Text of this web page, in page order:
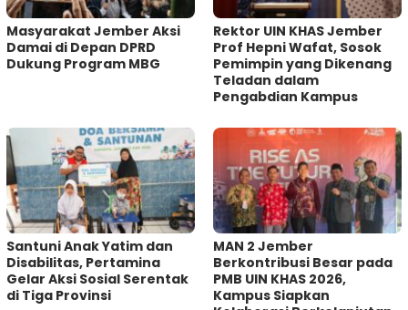
Masyarakat Jember Aksi
Damai di Depan DPRD
Dukung Program MBG
Rektor UIN KHAS Jember
Prof Hepni Wafat, Sosok
Pemimpin yang Dikenang
Teladan dalam
Pengabdian Kampus
Santuni Anak Yatim dan
Disabilitas, Pertamina
Gelar Aksi Sosial Serentak
di Tiga Provinsi
MAN 2 Jember
Berkontribusi Besar pada
PMB UIN KHAS 2026,
Kampus Siapkan